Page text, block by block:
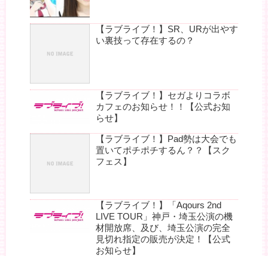
【ラブライブ！】SR、URが出やす
い裏技って存在するの？
【ラブライブ！】セガよりコラボ
カフェのお知らせ！！【公式お知
らせ】
【ラブライブ！】Pad勢は大会でも
置いてポチポチするん？？【スク
フェス】
【ラブライブ！】「Aqours 2nd
LIVE TOUR」神戸・埼玉公演の機
材開放席、及び、埼玉公演の完全
見切れ指定の販売が決定！【公式
お知らせ】